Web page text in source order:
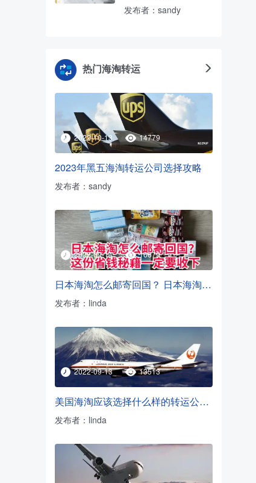
发布者：sandy
热门海淘转运
2022-10-13 14779
2023年黑五海淘转运公司选择攻略
发布者：sandy
2022-09-14 16679
日本海淘怎么邮寄回国？ 日本海淘转运方法
发布者：linda
2022-09-13 13513
美国海淘应该选择什么样的转运公司？
发布者：linda